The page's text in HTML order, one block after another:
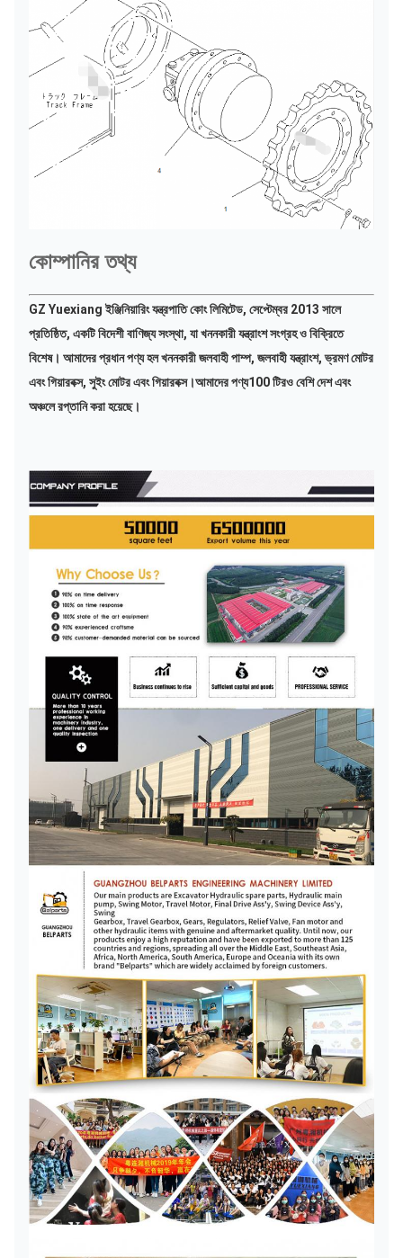
কোম্পানির তথ্য
GZ Yuexiang ইঞ্জিনিয়ারিং যন্ত্রপাতি কোং লিমিটেড, সেপ্টেম্বর 2013 সালে
প্রতিষ্ঠিত, একটি বিদেশী বাণিজ্য সংস্থা, যা খননকারী যন্ত্রাংশ সংগ্রহ ও বিক্রিতে
বিশেষ। আমাদের প্রধান পণ্য হল খননকারী জলবাহী পাম্প, জলবাহী যন্ত্রাংশ, ভ্রমণ মোটর
এবং গিয়ারবক্স, সুইং মোটর এবং গিয়ারবক্স।আমাদের পণ্য100 টিরও বেশি দেশ এবং
অঞ্চলে রপ্তানি করা হয়েছে।